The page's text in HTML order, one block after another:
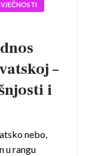
–
i
nebo,
u rangu